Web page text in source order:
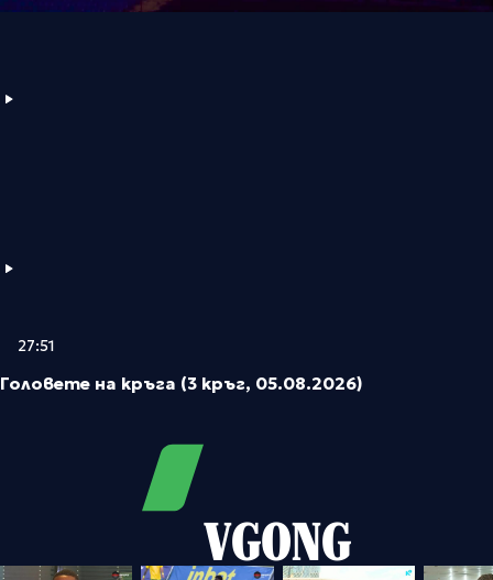
27:51
Головете на кръга (3 кръг, 05.08.2026)
VGONG